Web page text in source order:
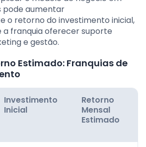
pode aumentar
o retorno do investimento inicial,
a franquia oferecer suporte
e gestão.
Estimado: Franquias de
Investimento
Inicial
Retorno
Mensal
Estimado